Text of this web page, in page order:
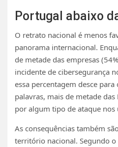
Portugal abaixo
O retrato nacional é menos
panorama internacional.
de metade das empresas
incidente de cibersegurança
essa percentagem desce
palavras, mais de metade
por algum tipo de ataque nos
As consequências também
território nacional. Segundo o